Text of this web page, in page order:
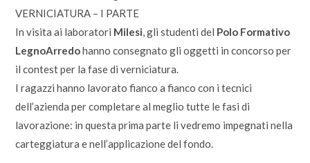
VERNICIATURA – I PARTE
In visita ai laboratori Milesi, gli studenti del Polo Formativo
LegnoArredohanno consegnato gli oggetti in concorso per
il contest per la fase di verniciatura.
I ragazzi hanno lavorato fianco a fianco con i tecnici
dell’azienda per completare al meglio tutte le fasi di
lavorazione: in questa prima parte li vedremo impegnati nella
carteggiatura e nell’applicazione del fondo.